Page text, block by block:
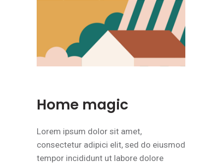
Home magic
Lorem ipsum dolor sit amet,
consectetur adipici elit, sed do eiusmod
tempor incididunt ut labore dolore